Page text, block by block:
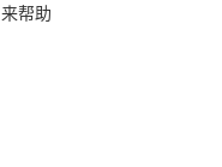
来帮助